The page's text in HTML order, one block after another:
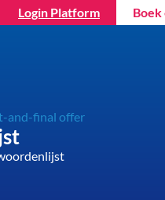
Login Platform Boek
and-final offer